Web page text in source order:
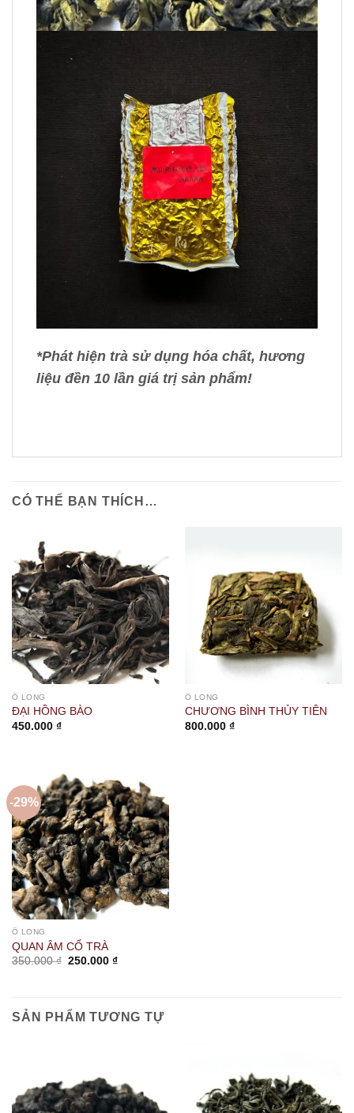
*Phát hiện trà sử dụng hóa chất, hương
liệu đền 10 lần giá trị sản phẩm!
CÓ THỂ BẠN THÍCH…
Ô LONG
ĐẠI HỒNG BÀO
450.000 ₫
Ô LONG
CHƯƠNG BÌNH THỦY TIÊN
800.000 ₫
-29%
Ô LONG
QUAN ÂM CỔ TRÀ
350.000₫ Giá
250.000 ₫Giá
SẢN PHẨM TƯƠNG TỰ